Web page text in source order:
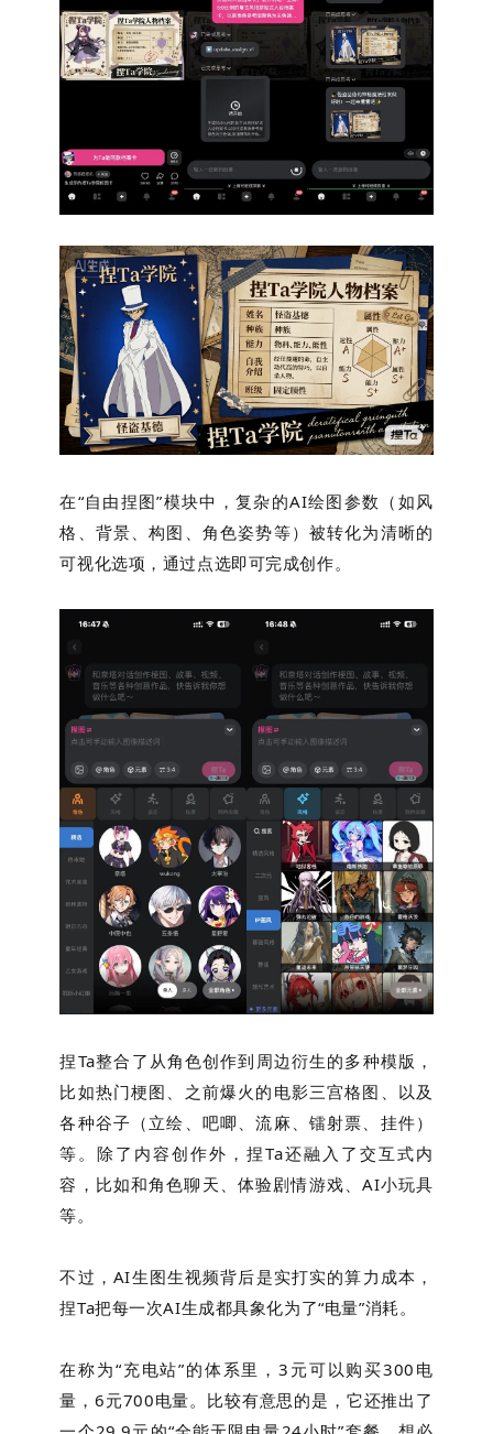
在“自由捏图”模块中，复杂的AI绘图参数（如风
格、背景、构图、角色姿势等）被转化为清晰的
可视化选项，通过点选即可完成创作。
捏Ta整合了从角色创作到周边衍生的多种模版，
比如热门梗图、之前爆火的电影三宫格图、以及
各种谷子（立绘、吧唧、流麻、镭射票、挂件）
等。除了内容创作外，捏Ta还融入了交互式内
容，比如和角色聊天、体验剧情游戏、AI小玩具
等。
不过，AI生图生视频背后是实打实的算力成本，
捏Ta把每一次AI生成都具象化为了“电量”消耗。
在称为“充电站”的体系里，3元可以购买300电
量，6元700电量。比较有意思的是，它还推出了